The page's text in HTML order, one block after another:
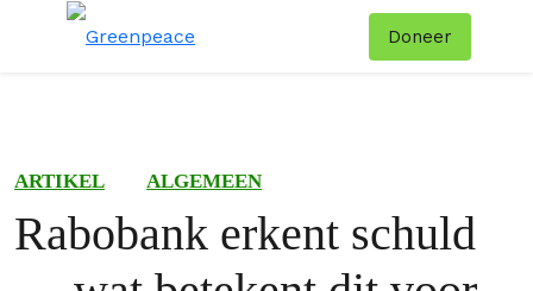
Doneer
ARTIKEL ALGEMEEN
Rabobank erkent schuld